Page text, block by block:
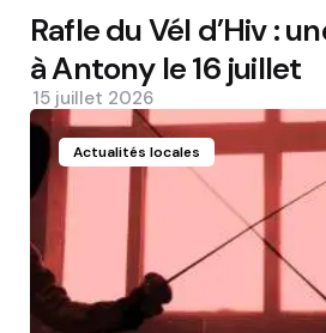
Rafle du Vél d’Hiv :
à Antony le 16 juillet
15 juillet 2026
Actualités locales